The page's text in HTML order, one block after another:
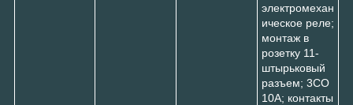
электромехан
ическое реле;
монтаж в
розетку 11-
штырьковый
разъем; 3CO
10A; контакты